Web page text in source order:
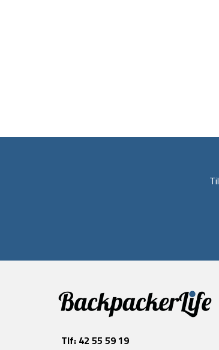
Tlf: 42 55 59 19